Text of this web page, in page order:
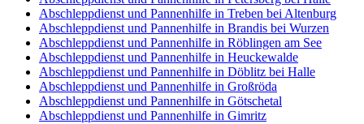
Abschleppdienst und Pannenhilfe in Treben bei Altenburg
Abschleppdienst und Pannenhilfe in Brandis bei Wurzen
Abschleppdienst und Pannenhilfe in Röblingen am See
Abschleppdienst und Pannenhilfe in Heuckewalde
Abschleppdienst und Pannenhilfe in Döblitz bei Halle
Abschleppdienst und Pannenhilfe in Großröda
Abschleppdienst und Pannenhilfe in Götschetal
Abschleppdienst und Pannenhilfe in Gimritz